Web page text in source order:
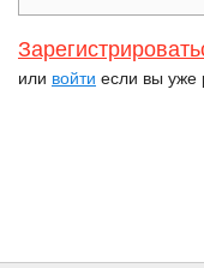
или войти если вы уже